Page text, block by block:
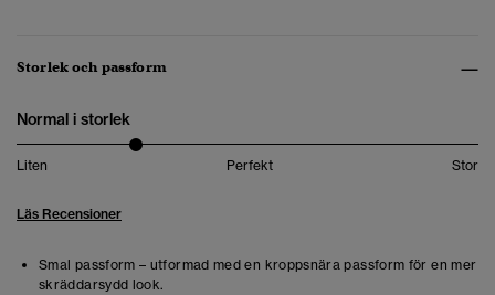
Storlek och passform
Normal i storlek
Liten Perfekt Stor
Läs Recensioner
Smal passform – utformad med en kroppsnära passform för en mer
skräddarsydd look.